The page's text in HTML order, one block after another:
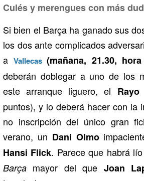
Culés y merengues con más
Si bien el Barça ha ganado sus
los dos ante complicados
a Vallecas (mañana, 21.30,
deberán doblegar a uno de los
este arranque liguero, el Rayo
puntos), y lo deberá hacer con la
no inscripción del único gran
verano, un Dani Olmo
Hansi Flick. Parece que habrá
Barça mayor del que Joan